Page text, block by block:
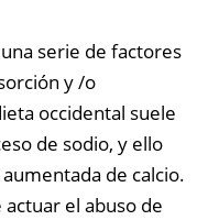
serie de factores
y /o
occidental suele
de sodio, y ello
de calcio.
el abuso de